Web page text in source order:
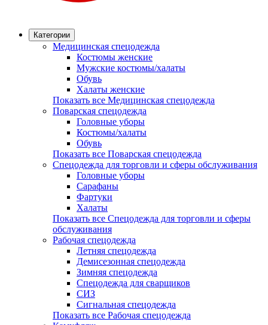
Категории
Медицинская спецодежда
Костюмы женские
Мужские костюмы/халаты
Обувь
Халаты женские
Показать все Медицинская спецодежда
Поварская спецодежда
Головные уборы
Костюмы/халаты
Обувь
Показать все Поварская спецодежда
Спецодежда для торговли и сферы обслуживания
Головные уборы
Сарафаны
Фартуки
Халаты
Показать все Спецодежда для торговли и сферы
обслуживания
Рабочая спецодежда
Летняя спецодежда
Демисезонная спецодежда
Зимняя спецодежда
Спецодежда для сварщиков
СИЗ
Сигнальная спецодежда
Показать все Рабочая спецодежда